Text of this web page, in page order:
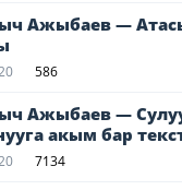
Ажыбаев —
586
Ажыбаев —
акым бар
7134